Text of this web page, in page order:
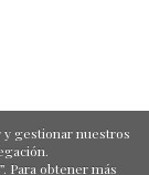
y gestionar nuestros
Para obtener más